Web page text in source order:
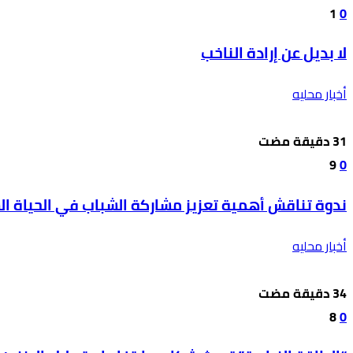
0
1
لا بديل عن إرادة الناخب
أخبار محليه
0
9
ندوة تناقش أهمية تعزيز مشاركة الشباب في الحياة
أخبار محليه
0
8